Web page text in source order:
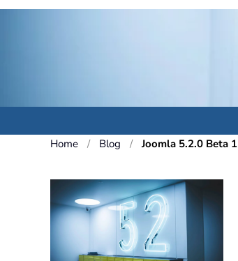
Home Blog Joomla 5.2.0 Beta 1